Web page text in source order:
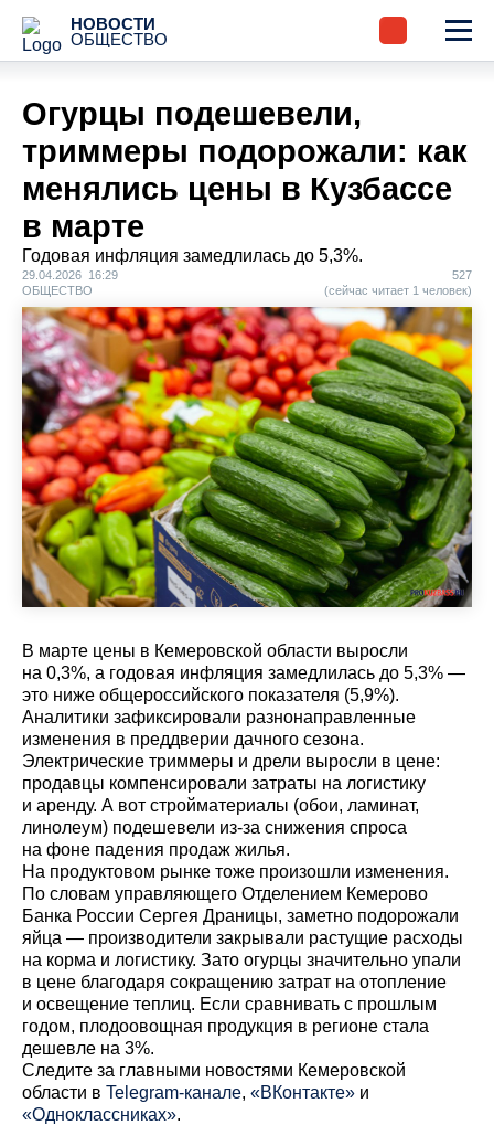
НОВОСТИ
ОБЩЕСТВО
Огурцы подешевели,
триммеры подорожали: как
менялись цены в Кузбассе
в марте
Годовая инфляция замедлилась до 5,3%.
29.04.2026 16:29
ОБЩЕСТВО
527
(сейчас читает 1 человек)
В марте цены в Кемеровской области выросли
на 0,3%, а годовая инфляция замедлилась до 5,3% —
это ниже общероссийского показателя (5,9%).
Аналитики зафиксировали разнонаправленные
изменения в преддверии дачного сезона.
Электрические триммеры и дрели выросли в цене:
продавцы компенсировали затраты на логистику
и аренду. А вот стройматериалы (обои, ламинат,
линолеум) подешевели из-за снижения спроса
на фоне падения продаж жилья.
На продуктовом рынке тоже произошли изменения.
По словам управляющего Отделением Кемерово
Банка России Сергея Драницы, заметно подорожали
яйца — производители закрывали растущие расходы
на корма и логистику. Зато огурцы значительно упали
в цене благодаря сокращению затрат на отопление
и освещение теплиц. Если сравнивать с прошлым
годом, плодоовощная продукция в регионе стала
дешевле на 3%.
Cледите за главными новостями Кемеровской
области в Telegram-канале, «ВКонтакте» и
«Одноклассниках».